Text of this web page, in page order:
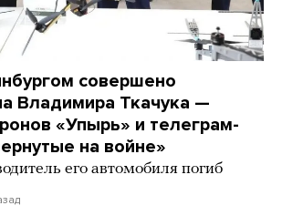
совершено
Владимира Ткачука —
«Упырь» и телеграм-
на войне»
его автомобиля погиб